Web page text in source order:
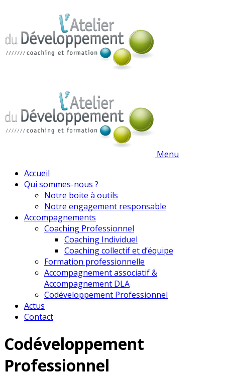
Menu
Accueil
Qui sommes-nous ?
Notre boite à outils
Notre engagement responsable
Accompagnements
Coaching Professionnel
Coaching Individuel
Coaching collectif et d’équipe
Formation professionnelle
Accompagnement associatif &
Accompagnement DLA
Codéveloppement Professionnel
Actus
Contact
Codéveloppement
Professionnel